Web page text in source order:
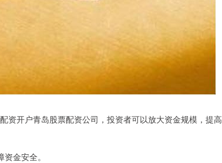
资开户青岛股票配资公司，投资者可以放大资金规模，提高
金安全。